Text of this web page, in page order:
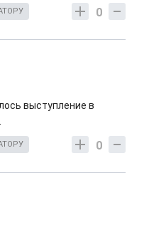
0
выступление в
0